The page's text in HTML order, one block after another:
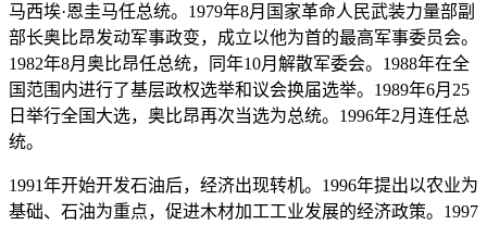
马西埃·恩圭马任总统。1979年8月国家革命人民武装力量部副
部长奥比昂发动军事政变，成立以他为首的最高军事委员会。
1982年8月奥比昂任总统，同年10月解散军委会。1988年在全
国范围内进行了基层政权选举和议会换届选举。1989年6月25
日举行全国大选，奥比昂再次当选为总统。1996年2月连任总
统。
1991年开始开发石油后，经济出现转机。1996年提出以农业为
基础、石油为重点，促进木材加工工业发展的经济政策。1997